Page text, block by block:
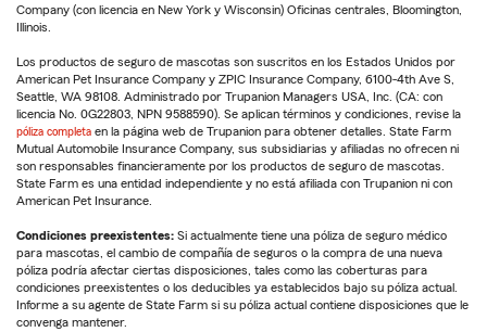
Company (con licencia en New York y Wisconsin) Oficinas centrales, Bloomington,
Illinois.
Los productos de seguro de mascotas son suscritos en los Estados Unidos por
American Pet Insurance Company y ZPIC Insurance Company, 6100-4th Ave S,
Seattle, WA 98108. Administrado por Trupanion Managers USA, Inc. (CA: con
licencia No. 0G22803, NPN 9588590). Se aplican términos y condiciones, revise la
póliza completa en la página web de Trupanion para obtener detalles. State Farm
Mutual Automobile Insurance Company, sus subsidiarias y afiliadas no ofrecen ni
son responsables financieramente por los productos de seguro de mascotas.
State Farm es una entidad independiente y no está afiliada con Trupanion ni con
American Pet Insurance.
Condiciones preexistentes: Si actualmente tiene una póliza de seguro médico
para mascotas, el cambio de compañía de seguros o la compra de una nueva
póliza podría afectar ciertas disposiciones, tales como las coberturas para
condiciones preexistentes o los deducibles ya establecidos bajo su póliza actual.
Informe a su agente de State Farm si su póliza actual contiene disposiciones que le
convenga mantener.